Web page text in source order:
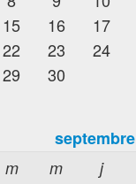
15 16 17
22 23 24
29 30
septembre
m m j